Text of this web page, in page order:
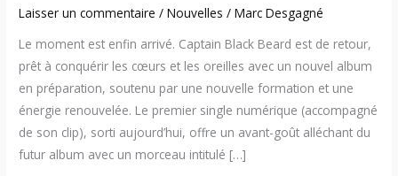
Laisser un commentaire /Nouvelles /Marc Desgagné
Le moment est enfin arrivé. Captain Black Beard est de retour,
prêt à conquérir les cœurs et les oreilles avec un nouvel album
en préparation, soutenu par une nouvelle formation et une
énergie renouvelée. Le premier single numérique (accompagné
de son clip), sorti aujourd’hui, offre un avant-goût alléchant du
futur album avec un morceau intitulé […]